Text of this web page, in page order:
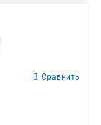
Сравнить